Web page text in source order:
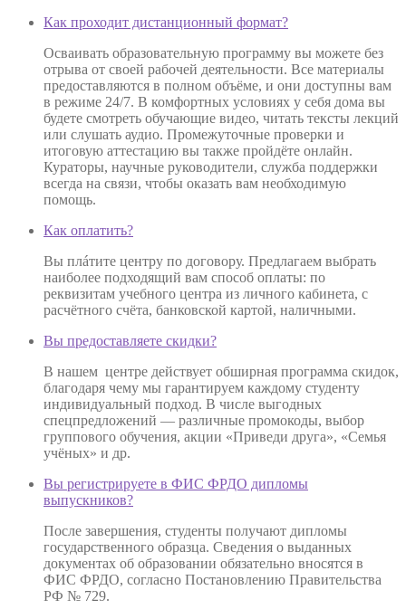
Как проходит дистанционный формат?
Осваивать образовательную программу вы можете без
отрыва от своей рабочей деятельности. Все материалы
предоставляются в полном объёме, и они доступны вам
в режиме 24/7. В комфортных условиях у себя дома вы
будете смотреть обучающие видео, читать тексты лекций
или слушать аудио. Промежуточные проверки и
итоговую аттестацию вы также пройдёте онлайн.
Кураторы, научные руководители, служба поддержки
всегда на связи, чтобы оказать вам необходимую
помощь.
Как оплатить?
Вы плáтите центру по договору. Предлагаем выбрать
наиболее подходящий вам способ оплаты: по
реквизитам учебного центра из личного кабинета, с
расчётного счёта, банковской картой, наличными.
Вы предоставляете скидки?
В нашем центре действует обширная программа скидок,
благодаря чему мы гарантируем каждому студенту
индивидуальный подход. В числе выгодных
спецпредложений — различные промокоды, выбор
группового обучения, акции «Приведи друга», «Семья
учёных» и др.
Вы регистрируете в ФИС ФРДО дипломы
выпускников?
После завершения, студенты получают дипломы
государственного образца. Сведения о выданных
документах об образовании обязательно вносятся в
ФИС ФРДО, согласно Постановлению Правительства
РФ № 729.